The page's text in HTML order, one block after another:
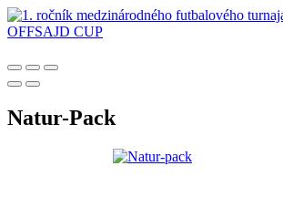
Natur-Pack